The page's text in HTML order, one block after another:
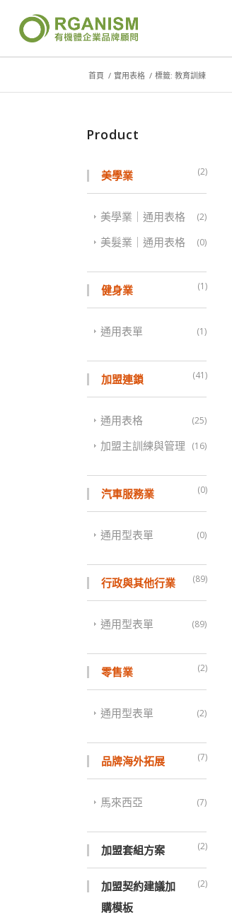
首頁 / 實用表格 / 標籤: 教育訓練
Product
美學業 (2)
美學業｜通用表格 (2)
美髮業｜通用表格 (0)
健身業 (1)
通用表單 (1)
加盟連鎖 (41)
通用表格 (25)
加盟主訓練與管理 (16)
汽車服務業 (0)
通用型表單 (0)
行政與其他行業 (89)
通用型表單 (89)
零售業 (2)
通用型表單 (2)
品牌海外拓展 (7)
馬來西亞 (7)
加盟套組方案 (2)
加盟契約建議加
購模板
(2)